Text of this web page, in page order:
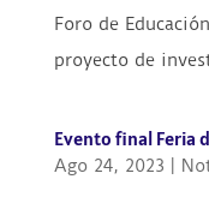
Foro de
proyecto de
Evento final Feria
Ago 24, 2023